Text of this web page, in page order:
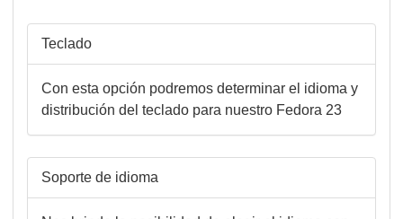
Teclado
Con esta opción podremos determinar el idioma y
distribución del teclado para nuestro Fedora 23
Soporte de idioma